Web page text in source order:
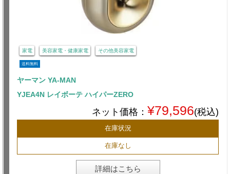
家電 美容家電・健康家電 その他美容家電
送料無料
ヤーマン YA-MAN
YJEA4N レイボーテ ハイパーZERO
ネット価格： ¥79,596(税込)
在庫状況
在庫なし
詳細はこちら